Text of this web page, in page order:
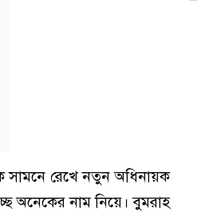
সামনে রেখে নতুন অধিনায়ক
অনেকের নাম নিয়ে। বুমরাহ